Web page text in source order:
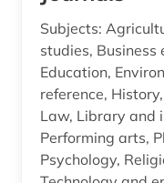
Subjects:
studies, Business
Education,
reference,
Law, Library and
Performing arts,
Psychology,